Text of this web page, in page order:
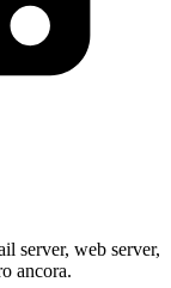
server, web server,
ancora.